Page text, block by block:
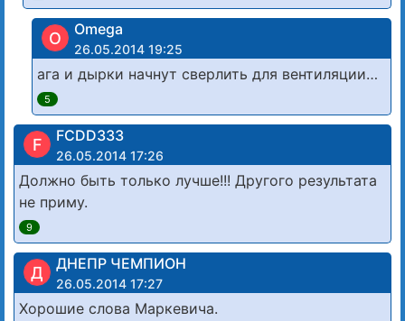
O Omega
26.05.2014 19:25
ага и дырки начнут сверлить для вентиляции…
5
F FCDD333
26.05.2014 17:26
Должно быть только лучше!!! Другого результата
не приму.
9
Д ДНЕПР ЧЕМПИОН
26.05.2014 17:27
Хорошие слова Маркевича.